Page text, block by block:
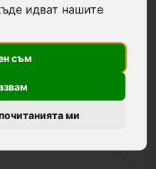
идват нашите
съм
ми